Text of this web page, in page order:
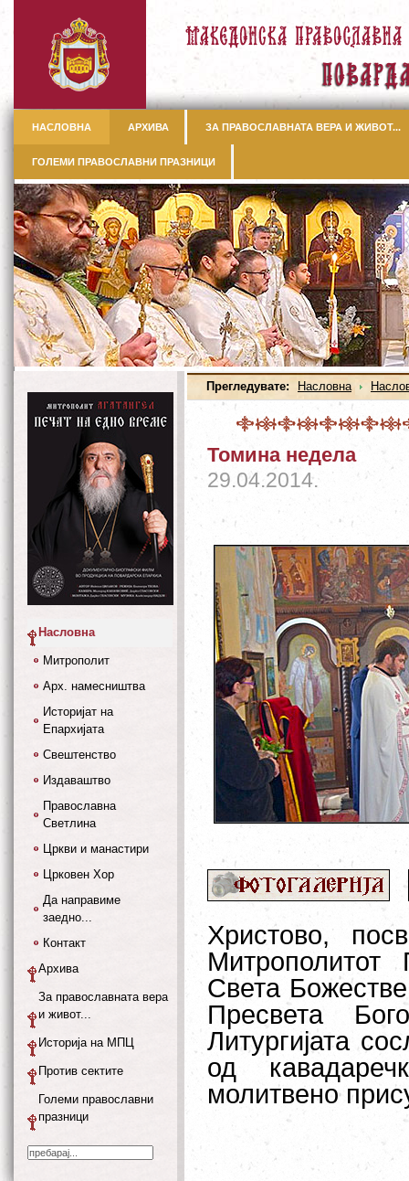
НАСЛОВНА АРХИВА ЗА ПРАВОСЛАВНАТА ВЕРА И ЖИВОТ...
ГОЛЕМИ ПРАВОСЛАВНИ ПРАЗНИЦИ
Прегледувате: Насловна
Томина недела
29.04.2014.
Христово,
Митрополитот
Света
Пресвета
Литургијата
од
молитвено
Насловна
Митрополит
Арх. намесништва
Историјат на
Епархијата
Свештенство
Издаваштво
Православна
Светлина
Цркви и манастири
Црковен Хор
Да направиме
заедно...
Контакт
Архива
За православната вера
и живот...
Историја на МПЦ
Против сектите
Големи православни
празници